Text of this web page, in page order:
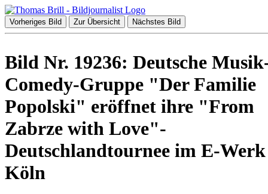
Vorheriges Bild Zur Übersicht Nächstes Bild
Bild Nr. 19236: Deutsche
Comedy-Gruppe "Der Familie
Popolski" eröffnet ihre "From
Zabrze with Love"-
Deutschlandtournee im E-Werk
Köln